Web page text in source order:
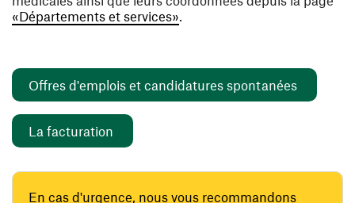
«Départements et services».
Offres d'emplois et candidatures spontanées
La facturation
En cas d'urgence, nous vous recommandons